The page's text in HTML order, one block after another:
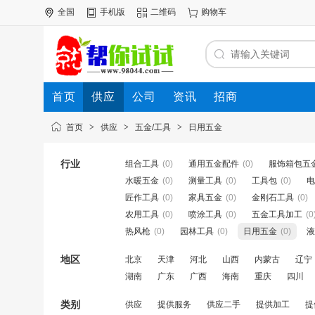
全国 手机版 二维码 购物车
首页 供应 公司 资讯 招商
首页 > 供应 > 五金/工具 > 日用五金
行业 组合工具 (0) 通用五金配件 (0)
服饰箱包五
水暖五金 (0) 测量工具 (0) 工具包 (0)
匠作工具 (0) 家具五金 (0) 金刚石工具 (0)
农用工具 (0) 喷涂工具 (0) 五金工具加工
热风枪 (0) 园林工具 (0) 日用五金 (0)
地区 北京 天津 河北 山西 内蒙古
辽宁
湖南
广东 广西 海南 重庆 四川
类别 供应 提供服务 供应二手 提供加工